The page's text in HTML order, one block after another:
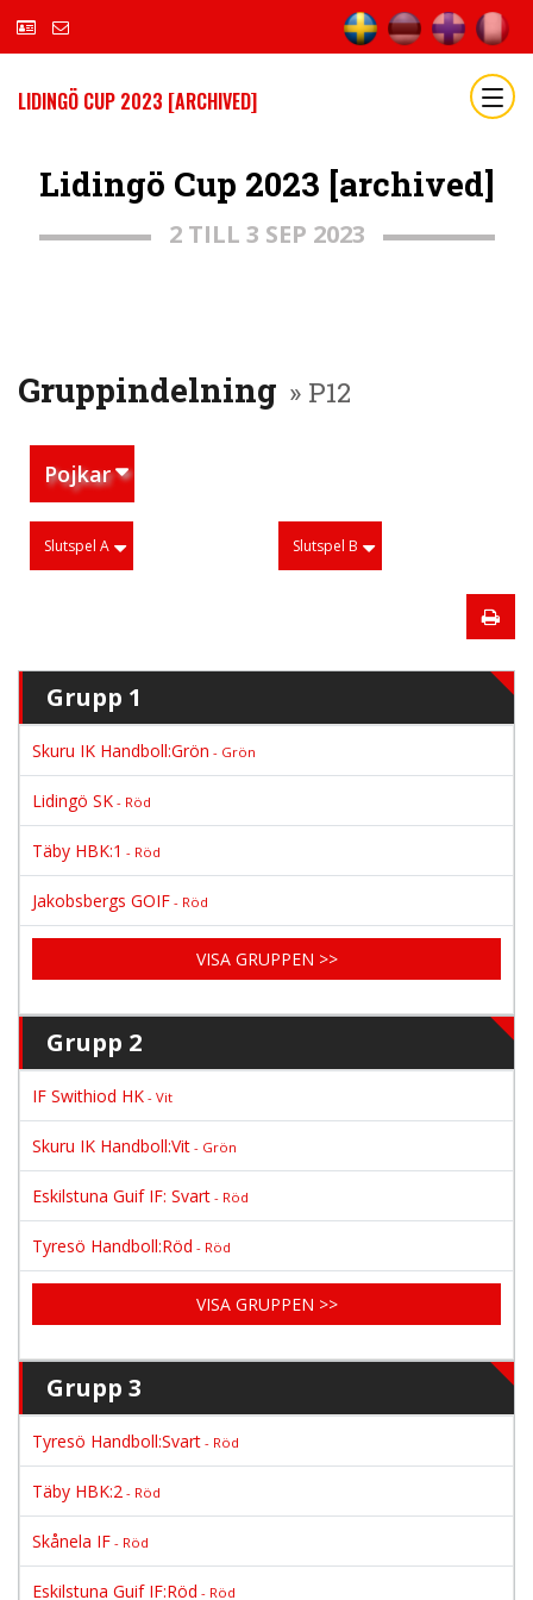
LIDINGÖ CUP 2023 [ARCHIVED]
Lidingö Cup 2023 [archived]
2 TILL 3 SEP 2023
Gruppindelning » P12
Pojkar
Slutspel A Slutspel B
Grupp 1
Skuru IK Handboll:Grön - Grön
Lidingö SK - Röd
Täby HBK:1 - Röd
Jakobsbergs GOIF - Röd
VISA GRUPPEN >>
Grupp 2
IF Swithiod HK - Vit
Skuru IK Handboll:Vit - Grön
Eskilstuna Guif IF: Svart - Röd
Tyresö Handboll:Röd - Röd
VISA GRUPPEN >>
Grupp 3
Tyresö Handboll:Svart - Röd
Täby HBK:2 - Röd
Skånela IF - Röd
Eskilstuna Guif IF:Röd - Röd